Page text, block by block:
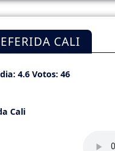
CALI
4.6 Votos: 46